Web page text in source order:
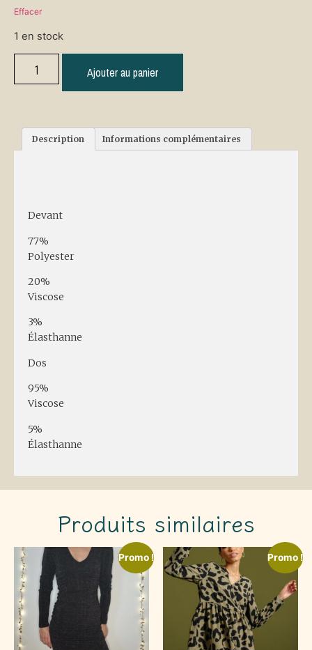
Effacer
1 en stock
Ajouter au panier
Description Informations complémentaires
Devant
77%
Polyester
20%
Viscose
3%
Élasthanne
Dos
95%
Viscose
5%
Élasthanne
Produits similaires
Promo ! Promo !